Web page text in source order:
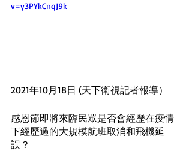
v=y3PYkCnqJ9k
2021年10月18日 (天下衛視記者報導）
感恩節即將來臨民眾是否會經歷在疫情
下經歷過的大規模航班取消和飛機延
誤？